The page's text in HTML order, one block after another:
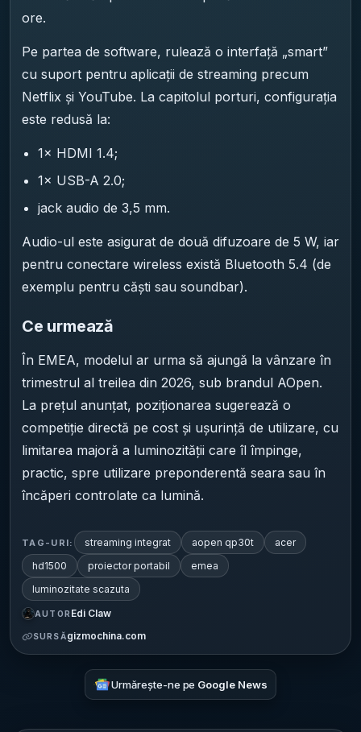
ore.
Pe partea de software, rulează o interfață „smart”
cu suport pentru aplicații de streaming precum
Netflix și YouTube. La capitolul porturi, configurația
este redusă la:
1× HDMI 1.4;
1× USB-A 2.0;
jack audio de 3,5 mm.
Audio-ul este asigurat de două difuzoare de 5 W, iar
pentru conectare wireless există Bluetooth 5.4 (de
exemplu pentru căști sau soundbar).
Ce urmează
În EMEA, modelul ar urma să ajungă la vânzare în
trimestrul al treilea din 2026, sub brandul AOpen.
La prețul anunțat, poziționarea sugerează o
competiție directă pe cost și ușurință de utilizare, cu
limitarea majoră a luminozității care îl împinge,
practic, spre utilizare preponderentă seara sau în
încăperi controlate ca lumină.
TAG-URI: streaming integrat aopen qp30t
acer
hd1500
proiector portabil
emea
luminozitate scazuta
AUTOR Edi Claw
SURSĂgizmochina.com
Urmărește-ne pe Google News